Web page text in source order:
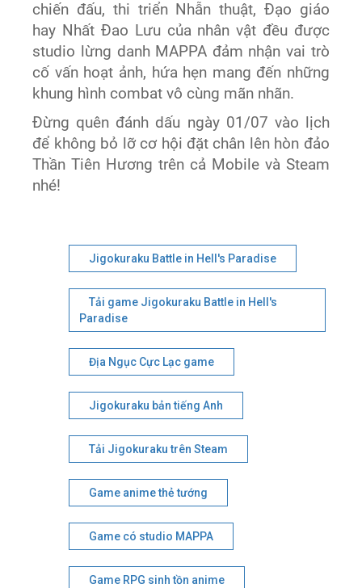
chiến đấu, thi triển Nhẫn thuật, Đạo giáo
hay Nhất Đao Lưu của nhân vật đều được
studio lừng danh MAPPA đảm nhận vai trò
cố vấn hoạt ảnh, hứa hẹn mang đến những
khung hình combat vô cùng mãn nhãn.
Đừng quên đánh dấu ngày 01/07 vào lịch
để không bỏ lỡ cơ hội đặt chân lên hòn đảo
Thần Tiên Hương trên cả Mobile và Steam
nhé!
Jigokuraku Battle in Hell's Paradise
Tải game Jigokuraku Battle in Hell's
Paradise
Địa Ngục Cực Lạc game
Jigokuraku bản tiếng Anh
Tải Jigokuraku trên Steam
Game anime thẻ tướng
Game có studio MAPPA
Game RPG sinh tồn anime